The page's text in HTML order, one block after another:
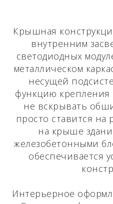
Крышная
внутренним
светодиодных
металлическом
несущей
функцию крепления
не вскрывать
просто ставится
на крыше
железобетонными
обеспечивается
Интерьерное